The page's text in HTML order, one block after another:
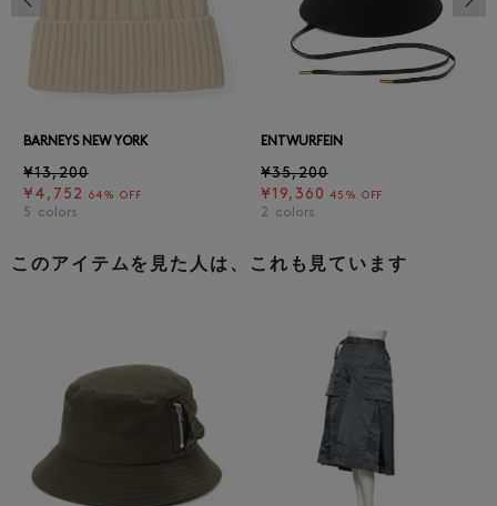
BARNEYS NEW YORK
¥13,200
¥4,752
64% OFF
5 colors
ENTWURFEIN
¥35,200
¥19,360 45% OFF
2 colors
このアイテムを見た人は、これも見ています